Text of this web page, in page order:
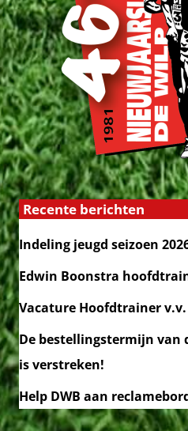
Recente berichten
Indeling jeugd seizoen
Edwin Boonstra
Vacature Hoofdtrainer v.v.
De bestellingstermijn van
is verstreken!
Help DWB aan